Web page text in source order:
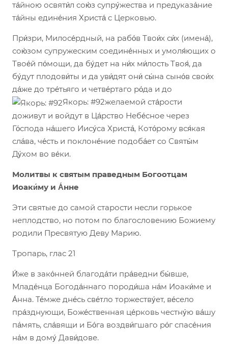
та́йною освяти́л сою́з супру́жества и предуказа́ние
та́йны едине́ния Христа́ с Церковью.
При́зри, Милосе́рдный, на рабо́в Твои́х си́х (имена́),
сою́зом супружеским соедине́нных и умоля́ющих о
Твое́й по́мощи, да бу́дет на ни́х ми́лость Твоя́, да
бу́дут плодови́ты и да уви́дят они́ сы́на сыно́в свои́х
да́же до тре́тьяго и четве́ртаго ро́да и до
Якорь: #92желаемой ста́рости
доживут и войдут в Ца́рство Небе́сное через
Го́спода на́шего Иису́са Христа́, Кото́рому вся́кая
сла́ва, че́сть и поклоне́ние подоба́ет со Святы́м
Ду́хом во ве́ки.
Молитвы к святым праведным Богоотцам
Иоаки́му и А́нне
Эти святые до самой старости несли горькое
неплодство, но потом по благословению Божиему
родили Пресвятую Деву Марию.
Тропарь, глас 21
И́же в зако́нней благода́ти пра́ведни бы́вше,
Младе́нца Богода́ннаго породи́ша на́м Иоаки́ме и
А́нна. Те́мже дне́сь све́тло торжеству́ет, ве́село
пра́зднующи, Боже́ственная це́рковь честну́ю ва́шу
па́мять, сла́вящи и Бо́га воздви́гшаго ро́г спасе́ния
на́м в дому́ Дави́дове.